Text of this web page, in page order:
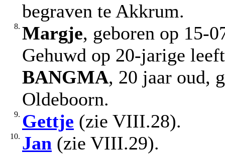
begraven te Akkrum.
8. Margje, geboren op 15-
Gehuwd op 20-jarige
BANGMA, 20 jaar oud,
Oldeboorn.
9. Gettje (zie VIII.28).
10. Jan (zie VIII.29).